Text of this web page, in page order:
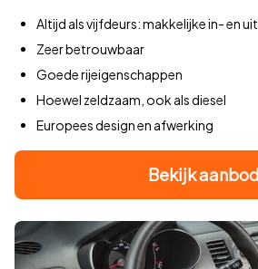
Altijd als vijfdeurs: makkelijke in- en
Zeer betrouwbaar
Goede rijeigenschappen
Hoewel zeldzaam, ook als diesel
Europees design en afwerking
Bekijk aanbod